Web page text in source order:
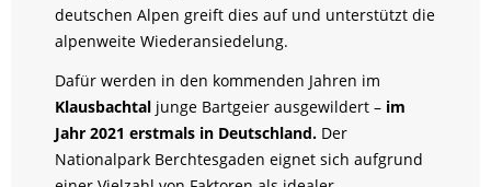
deutschen Alpen greift dies auf und unterstützt die
alpenweite Wiederansiedelung.
Dafür werden in den kommenden Jahren im
Klausbachtal junge Bartgeier ausgewildert – im
Jahr 2021 erstmals in Deutschland. Der
Nationalpark Berchtesgaden eignet sich aufgrund